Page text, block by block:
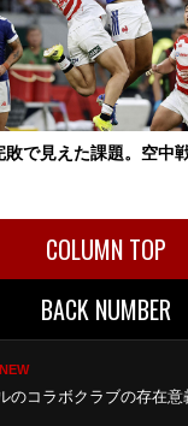
敗で見えた課題。空中
COLUMN TOP
BACK NUMBER
NEW
のコラボクラブの存在意